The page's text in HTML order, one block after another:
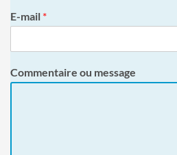
E-mail *
Commentaire ou message